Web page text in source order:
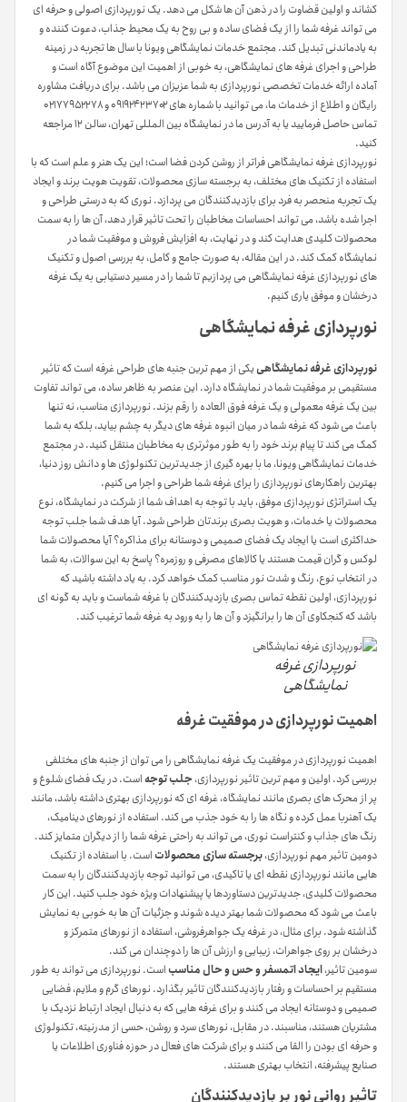
کشاند و اولین قضاوت را در ذهن آن ها شکل می دهد. یک نورپردازی اصولی و حرفه ای
می تواند غرفه شما را از یک فضای ساده و بی روح به یک محیط جذاب، دعوت کننده و
به یادماندنی تبدیل کند. مجتمع خدمات نمایشگاهی ویونا با سال ها تجربه در زمینه
طراحی و اجرای غرفه های نمایشگاهی، به خوبی از اهمیت این موضوع آگاه است و
آماده ارائه خدمات تخصصی نورپردازی به شما عزیزان می باشد. برای دریافت مشاوره
رایگان و اطلاع از خدمات ما، می توانید با شماره های ۰۹۱۹۲۴۲۳۷۰۲ و ۰۲۱۷۷۹۵۲۲۷۸
تماس حاصل فرمایید یا به آدرس ما در نمایشگاه بین المللی تهران، سالن ۱۲ مراجعه
کنید.
نورپردازی غرفه نمایشگاهی فراتر از روشن کردن فضا است؛ این یک هنر و علم است که با
استفاده از تکنیک های مختلف، به برجسته سازی محصولات، تقویت هویت برند و ایجاد
یک تجربه منحصر به فرد برای بازدیدکنندگان می پردازد. نوری که به درستی طراحی و
اجرا شده باشد، می تواند احساسات مخاطبان را تحت تاثیر قرار دهد، آن ها را به سمت
محصولات کلیدی هدایت کند و در نهایت، به افزایش فروش و موفقیت شما در
نمایشگاه کمک کند. در این مقاله، به صورت جامع و کامل، به بررسی اصول و تکنیک
های نورپردازی غرفه نمایشگاهی می پردازیم تا شما را در مسیر دستیابی به یک غرفه
درخشان و موفق یاری کنیم.
نورپردازی غرفه نمایشگاهی
نورپردازی غرفه نمایشگاهییکی از مهم ترین جنبه های طراحی غرفه است که تاثیر
مستقیمی بر موفقیت شما در نمایشگاه دارد. این عنصر به ظاهر ساده، می تواند تفاوت
بین یک غرفه معمولی و یک غرفه فوق العاده را رقم بزند. نورپردازی مناسب، نه تنها
باعث می شود که غرفه شما در میان انبوه غرفه های دیگر به چشم بیاید، بلکه به شما
کمک می کند تا پیام برند خود را به طور موثرتری به مخاطبان منتقل کنید. در مجتمع
خدمات نمایشگاهی ویونا، ما با بهره گیری از جدیدترین تکنولوژی ها و دانش روز دنیا،
بهترین راهکارهای نورپردازی را برای غرفه شما طراحی و اجرا می کنیم.
یک استراتژی نورپردازی موفق، باید با توجه به اهداف شما از شرکت در نمایشگاه، نوع
محصولات یا خدمات، و هویت بصری برندتان طراحی شود. آیا هدف شما جلب توجه
حداکثری است یا ایجاد یک فضای صمیمی و دوستانه برای مذاکره؟ آیا محصولات شما
لوکس و گران قیمت هستند یا کالاهای مصرفی و روزمره؟ پاسخ به این سوالات، به شما
در انتخاب نوع، رنگ و شدت نور مناسب کمک خواهد کرد. به یاد داشته باشید که
نورپردازی، اولین نقطه تماس بصری بازدیدکنندگان با غرفه شماست و باید به گونه ای
باشد که کنجکاوی آن ها را برانگیزد و آن ها را به ورود به غرفه شما ترغیب کند.
نورپردازی غرفه
نمایشگاهی
اهمیت نورپردازی در موفقیت غرفه
اهمیت نورپردازی در موفقیت یک غرفه نمایشگاهی را می توان از جنبه های مختلفی
بررسی کرد. اولین و مهم ترین تاثیر نورپردازی، جلب توجهاست. در یک فضای شلوغ و
پر از محرک های بصری مانند نمایشگاه، غرفه ای که نورپردازی بهتری داشته باشد، مانند
یک آهنربا عمل کرده و نگاه ها را به خود جذب می کند. استفاده از نورهای دینامیک،
رنگ های جذاب و کنتراست نوری، می تواند به راحتی غرفه شما را از دیگران متمایز کند.
دومین تاثیر مهم نورپردازی،برجسته سازی محصولاتاست. با استفاده از تکنیک
هایی مانند نورپردازی نقطه ای یا تاکیدی، می توانید توجه بازدیدکنندگان را به سمت
محصولات کلیدی، جدیدترین دستاوردها یا پیشنهادات ویژه خود جلب کنید. این کار
باعث می شود که محصولات شما بهتر دیده شوند و جزئیات آن ها به خوبی به نمایش
گذاشته شود. برای مثال، در غرفه یک جواهرفروشی، استفاده از نورهای متمرکز و
درخشان بر روی جواهرات، زیبایی و ارزش آن ها را دوچندان می کند.
سومین تاثیر،ایجاد اتمسفر و حس و حال مناسباست. نورپردازی می تواند به طور
مستقیم بر احساسات و رفتار بازدیدکنندگان تاثیر بگذارد. نورهای گرم و ملایم، فضایی
صمیمی و دوستانه ایجاد می کنند و برای غرفه هایی که به دنبال ایجاد ارتباط نزدیک با
مشتریان هستند، مناسبند. در مقابل، نورهای سرد و روشن، حسی از مدرنیته، تکنولوژی
و حرفه ای بودن را القا می کنند و برای شرکت های فعال در حوزه فناوری اطلاعات یا
صنایع پیشرفته، انتخاب بهتری هستند.
تاثیر روانی نور بر بازدیدکنندگان